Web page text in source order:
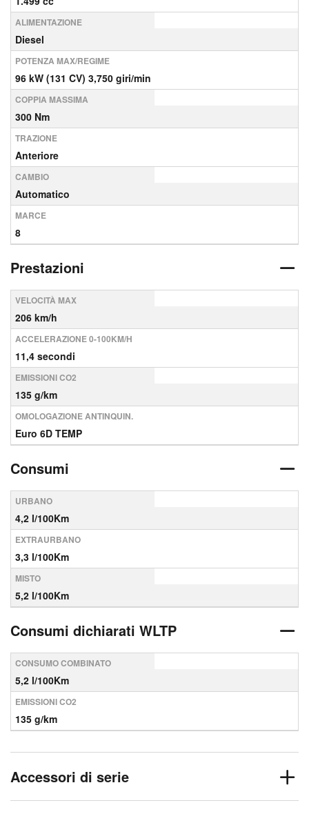
ALIMENTAZIONE
Diesel
POTENZA MAX/REGIME
96 kW (131 CV) 3,750 giri/min
COPPIA MASSIMA
300 Nm
TRAZIONE
Anteriore
CAMBIO
Automatico
MARCE
8
Prestazioni
VELOCITÀ MAX
206 km/h
ACCELERAZIONE 0-100KM/H
11,4 secondi
EMISSIONI CO2
135 g/km
OMOLOGAZIONE ANTINQUIN.
Euro 6D TEMP
Consumi
URBANO
4,2 l/100Km
EXTRAURBANO
3,3 l/100Km
MISTO
5,2 l/100Km
Consumi dichiarati WLTP
CONSUMO COMBINATO
5,2 l/100Km
EMISSIONI CO2
135 g/km
Accessori di serie